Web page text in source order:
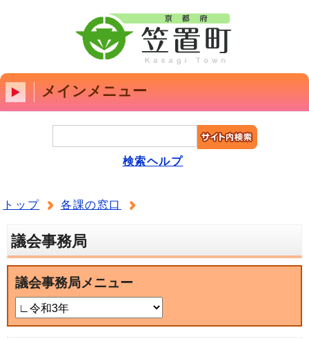
メインメニュー
検索ヘルプ
トップ 各課の窓口
議会事務局
議会事務局メニュー